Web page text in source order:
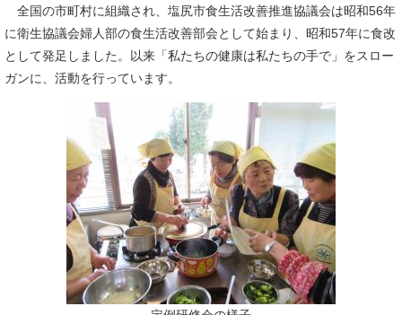
全国の市町村に組織され、塩尻市食生活改善推進協議会は昭和56年
に衛生協議会婦人部の食生活改善部会として始まり、昭和57年に食改
として発足しました。以来「私たちの健康は私たちの手で」をスロー
ガンに、活動を行っています。